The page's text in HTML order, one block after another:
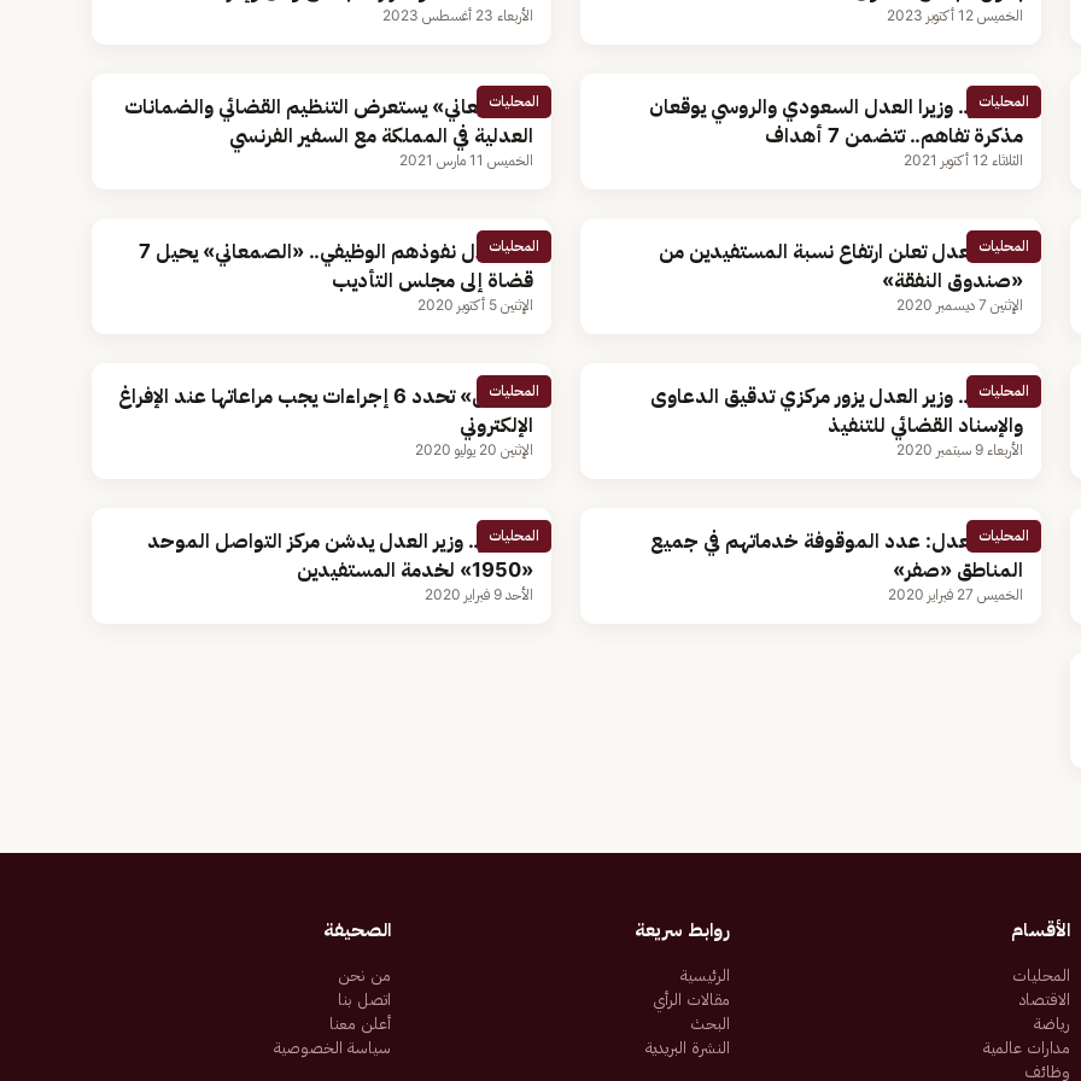
الخميس 12 أكتوبر 2023 الأربعاء 23 أغسطس 2023
المحليات
بالصور.. وزيرا العدل السعودي والروسي يوقعان
مذكرة تفاهم.. تتضمن 7 أهداف
الثلاثاء 12 أكتوبر 2021
المحليات
«الصمعاني» يستعرض التنظيم القضائي والضمانات
العدلية في المملكة مع السفير الفرنسي
الخميس 11 مارس 2021
المحليات
وزارة العدل تعلن ارتفاع نسبة المستفيدين من
«صندوق النفقة»
الإثنين 7 ديسمبر 2020
المحليات
لاستغلال نفوذهم الوظيفي.. «الصمعاني» يحيل 7
قضاة إلى مجلس التأديب
الإثنين 5 أكتوبر 2020
المحليات
بالصور.. وزير العدل يزور مركزي تدقيق الدعاوى
والإسناد القضائي للتنفيذ
الأربعاء 9 سبتمبر 2020
المحليات
«العدل» تحدد 6 إجراءات يجب مراعاتها عند الإفراغ
الإلكتروني
الإثنين 20 يوليو 2020
المحليات
وزارة العدل: عدد الموقوفة خدماتهم في جميع
المناطق «صفر»
الخميس 27 فبراير 2020
المحليات
بالصور.. وزير العدل يدشن مركز التواصل الموحد
«1950» لخدمة المستفيدين
الأحد 9 فبراير 2020
الأقسام
المحليات
الاقتصاد
رياضة
مدارات عالمية
وظائف
روابط سريعة
الرئيسية
مقالات الرأي
البحث
النشرة البريدية
الصحيفة
من نحن
اتصل بنا
أعلن معنا
سياسة الخصوصية